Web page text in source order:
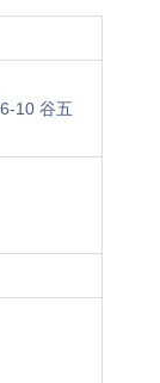
10 谷五